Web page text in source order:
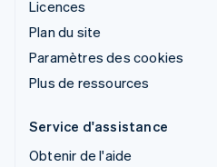
Licences
Plan du site
Paramètres des cookies
Plus de ressources
Service d'assistance
Obtenir de l'aide